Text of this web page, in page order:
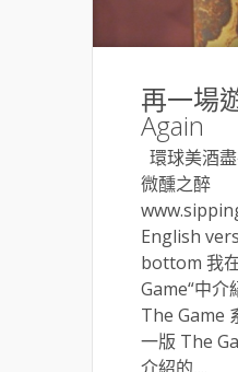
再一場
Again
環球美酒
微醺之醉
English
bottom 我
Game“中介
The Game
一版 The